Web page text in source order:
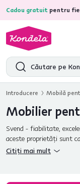
Cadou gratuit pentru4,7
Introducere Mobilă
Mobilier
Svend - fiabilitate,
aceste proprietăţi sunt
camerele de băieţi.
Citiți mai mult